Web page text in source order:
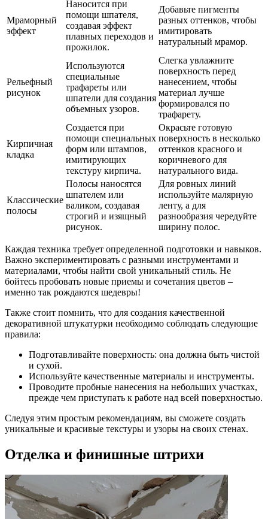
Мраморный
эффект
Наносится при
помощи шпателя,
создавая эффект
плавных переходов и
прожилок.
Добавьте пигменты
разных оттенков, чтобы
имитировать
натуральный мрамор.
Рельефный
рисунок
Используются
специальные
трафареты или
шпатели для создания
объемных узоров.
Слегка увлажните
поверхность перед
нанесением, чтобы
материал лучше
формировался по
трафарету.
Кирпичная
кладка
Создается при
помощи специальных
форм или штампов,
имитирующих
текстуру кирпича.
Окрасьте готовую
поверхность в несколько
оттенков красного и
коричневого для
натурального вида.
Классические
полосы
Полосы наносятся
шпателем или
валиком, создавая
строгий и изящный
рисунок.
Для ровных линий
используйте малярную
ленту, а для
разнообразия чередуйте
ширину полос.
Каждая техника требует определенной подготовки и навыков.
Важно экспериментировать с разными инструментами и
материалами, чтобы найти свой уникальный стиль. Не
бойтесь пробовать новые приемы и сочетания цветов –
именно так рождаются шедевры!
Также стоит помнить, что для создания качественной
декоративной штукатурки необходимо соблюдать следующие
правила:
Подготавливайте поверхность: она должна быть чистой
и сухой.
Используйте качественные материалы и инструменты.
Проводите пробные нанесения на небольших участках,
прежде чем приступать к работе над всей поверхностью.
Следуя этим простым рекомендациям, вы сможете создать
уникальные и красивые текстуры и узоры на своих стенах.
Отделка и финишные штрихи